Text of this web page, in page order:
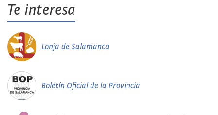
Te interesa
Lonja de Salamanca
Boletín Oficial de la Provincia